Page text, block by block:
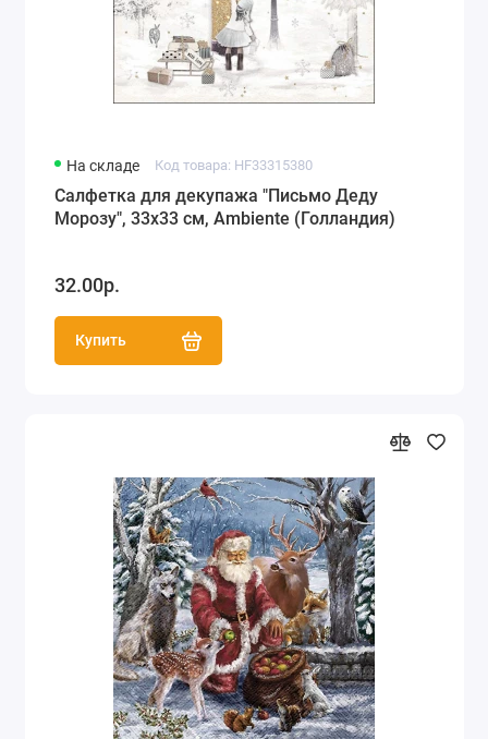
На складе Код товара: HF33315380
Салфетка для декупажа "Письмо Деду
Морозу", 33х33 см, Ambiente (Голландия)
32.00р.
Купить